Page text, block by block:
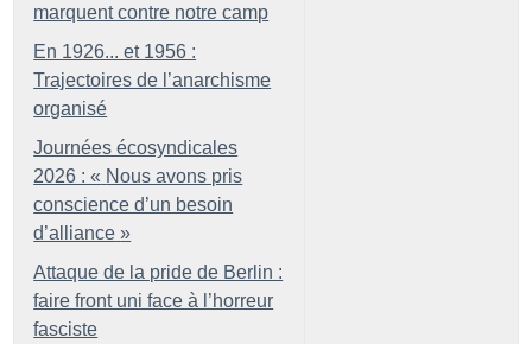
marquent contre notre camp
En 1926... et 1956 :
Trajectoires de l’anarchisme
organisé
Journées écosyndicales
2026 : « Nous avons pris
conscience d’un besoin
d’alliance »
Attaque de la pride de Berlin :
faire front uni face à l’horreur
fasciste